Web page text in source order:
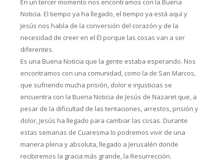
En un tercer momento nos encontramos con la Buena
Noticia. El tiempo ya ha llegado, el tiempo ya está aquí y
Jesús nos habla de la conversión del corazón y de la
necesidad de creer en el Él porque las cosas van a ser
diferentes.
Es una Buena Noticia que la gente estaba esperando. Nos
encontramos con una comunidad, como la de San Marcos,
que sufriendo mucha prisión, dolor e injusticias se
encuentra con la Buena Noticia de Jesús de Nazaret que, a
pesar de la dificultad de las tentaciones, arrestos, prisión y
dolor, Jesús ha llegado para cambiar las cosas. Durante
estas semanas de Cuaresma lo podremos vivir de una
manera plena y absoluta, llegado a Jerusalén donde
recibiremos la gracia más grande, la Resurrección.